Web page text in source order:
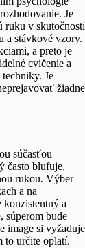
Je
ruku v skutočnosti
a stávkové vzory.
a preto je
cvičenie a
Je
žiadne
súčasťou
často blufuje,
rukou. Výber
a na
konzistentný a
súperom bude
image si vyžaduje
to určite oplatí.